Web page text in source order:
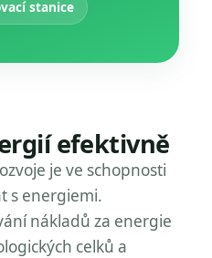
stanice
efektivně
je ve schopnosti
s energiemi.
nákladů za energie
celků a